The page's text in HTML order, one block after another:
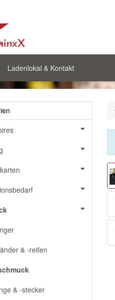
Ladenlokal & Kontakt
& -reifen
& -stecker